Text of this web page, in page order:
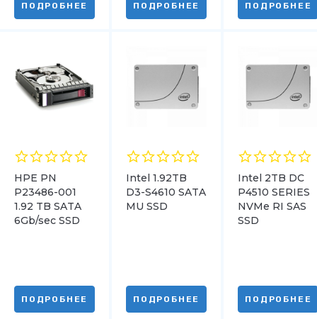
ПОДРОБНЕЕ ПОДРОБНЕЕ ПОДРОБНЕЕ
HPE PN
P23486-001
1.92 TB SATA
6Gb/sec SSD
ПОДРОБНЕЕ
Intel 1.92TB
D3-S4610 SATA
MU SSD
ПОДРОБНЕЕ
Intel 2TB DC
P4510 SERIES
NVMe RI SAS
SSD
ПОДРОБНЕЕ